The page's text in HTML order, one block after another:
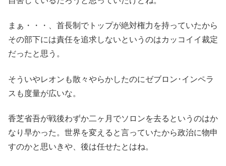
まぁ・・・、首長制でトップが絶対権力を持っていたから
その部下には責任を追求しないというのはカッコイイ裁定
だったと思う。
そういやレオンも散々やらかしたのにゼブロン･インペラ
スも度量が広いな。
香芝省吾が戦後わずか二ヶ月でソロンを去るというのはか
なり早かった。世界を変えると言っていたから政治に物申
すのかと思いきや、後は任せたとはね。